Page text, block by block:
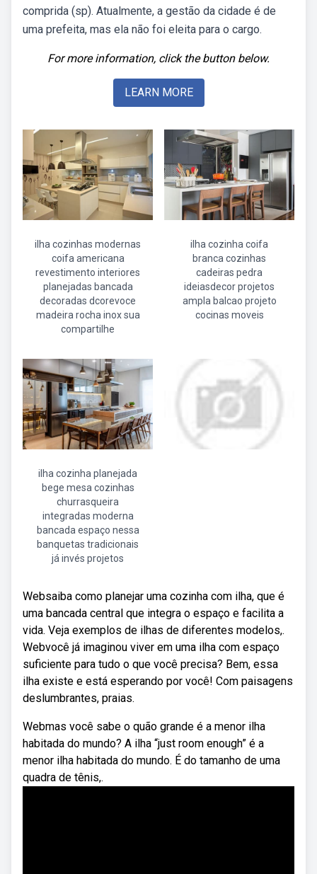
comprida (sp). Atualmente, a gestão da cidade é de
uma prefeita, mas ela não foi eleita para o cargo.
For more information, click the button below.
LEARN MORE
ilha cozinhas modernas
coifa americana
revestimento interiores
planejadas bancada
decoradas dcorevoce
madeira rocha inox sua
compartilhe
ilha cozinha coifa
branca cozinhas
cadeiras pedra
ideiasdecor projetos
ampla balcao projeto
cocinas moveis
ilha cozinha planejada
bege mesa cozinhas
churrasqueira
integradas moderna
bancada espaço nessa
banquetas tradicionais
já invés projetos
Websaiba como planejar uma cozinha com ilha, que é
uma bancada central que integra o espaço e facilita a
vida. Veja exemplos de ilhas de diferentes modelos,.
Webvocê já imaginou viver em uma ilha com espaço
suficiente para tudo o que você precisa? Bem, essa
ilha existe e está esperando por você! Com paisagens
deslumbrantes, praias.
Webmas você sabe o quão grande é a menor ilha
habitada do mundo? A ilha “just room enough” é a
menor ilha habitada do mundo. É do tamanho de uma
quadra de tênis,.